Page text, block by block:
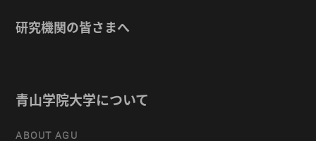
研究機関の皆さまへ
青山学院大学について
ABOUT AGU